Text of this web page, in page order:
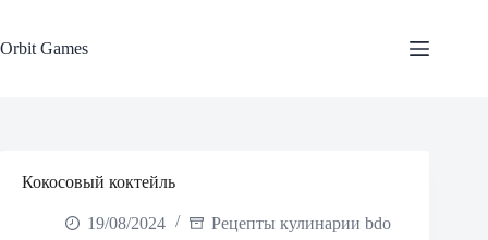
content
Orbit Games
Кокосовый коктейль
19/08/2024 Рецепты кулинарии bdo